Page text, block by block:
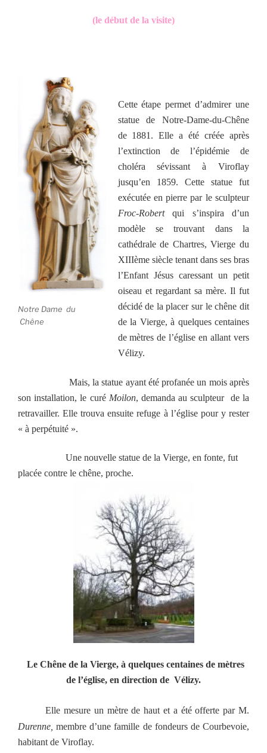
(le début de la visite)
Notre Dame du
Chêne
Cette étape permet d’admirer une
statue de Notre-Dame-du-Chêne
de 1881. Elle a été créée après
l’extinction de l’épidémie de
choléra sévissant à Viroflay
jusqu’en 1859. Cette statue fut
exécutée en pierre par le sculpteur
Froc-Robert qui s’inspira d’un
modèle se trouvant dans la
cathédrale de Chartres, Vierge du
XIIIème siècle tenant dans ses bras
l’Enfant Jésus caressant un petit
oiseau et regardant sa mère. Il fut
décidé de la placer sur le chêne dit
de la Vierge, à quelques centaines
de mètres de l’église en allant vers
Vélizy.
Mais, la statue ayant été profanée un mois après
son installation, le curé Moilon,demanda au sculpteur de la
retravailler. Elle trouva ensuite refuge à l’église pour y rester
« à perpétuité ».
Une nouvelle statue de la Vierge, en fonte, fut
placée contre le chêne, proche.
Le Chêne de la Vierge, à quelques centaines de mètres
de l’église, en direction de Vélizy.
Elle mesure un mètre de haut et a été offerte par M.
Durenne,membre d’une famille de fondeurs de Courbevoie,
habitant de Viroflay.